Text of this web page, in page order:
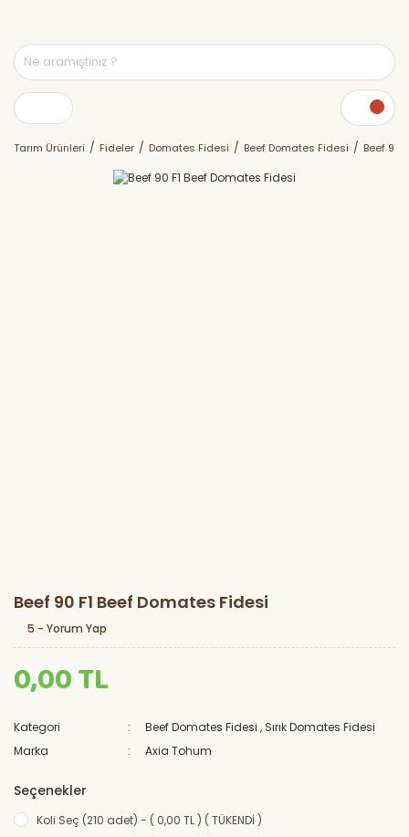
Tarım Ürünleri Fideler Domates Fidesi Beef Domates Fidesi Beef 90
Beef 90 F1 Beef Domates Fidesi
5 - Yorum Yap
0,00 TL
Kategori Beef Domates Fidesi , Sırık Domates Fidesi
Marka
Axia Tohum
Seçenekler
Koli Seç (210 adet) - ( 0,00 TL ) ( TÜKENDİ )